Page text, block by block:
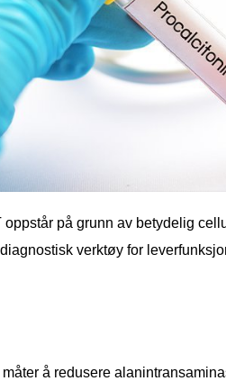
oppstår på grunn av betydelig
verktøy for
å redusere